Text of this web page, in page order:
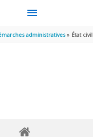
MENU
PRINCIPAL
administratives État civil